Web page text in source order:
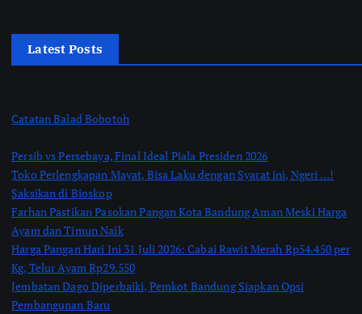
Latest Posts
Catatan Balad Bobotoh
Persib vs Persebaya, Final Ideal Piala Presiden 2026
Toko Perlengkapan Mayat, Bisa Laku dengan Syarat ini, Ngeri …!
Saksikan di Bioskop
Farhan Pastikan Pasokan Pangan Kota Bandung Aman Meski Harga
Ayam dan Timun Naik
Harga Pangan Hari Ini 31 Juli 2026: Cabai Rawit Merah Rp54.450 per
Kg, Telur Ayam Rp29.550
Jembatan Dago Diperbaiki, Pemkot Bandung Siapkan Opsi
Pembangunan Baru